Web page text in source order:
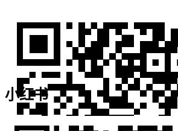
小红书